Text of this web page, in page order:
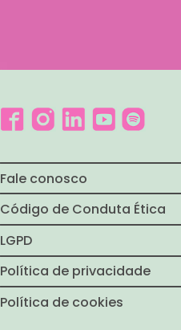
Fale conosco
Código de Conduta Ética
LGPD
Política de privacidade
Política de cookies